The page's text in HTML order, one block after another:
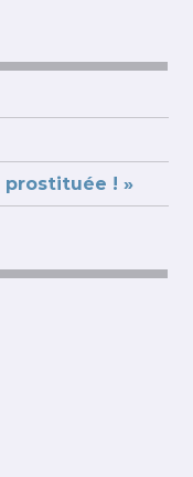
prostituée ! »